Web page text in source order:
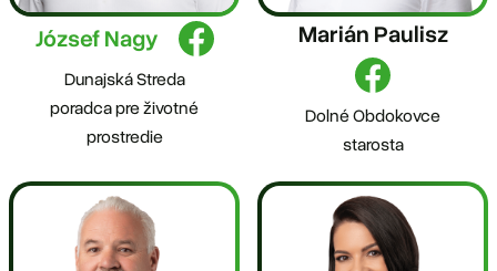
József Nagy
Dunajská Streda
poradca pre životné
prostredie
Marián Paulisz
Dolné Obdokovce
starosta